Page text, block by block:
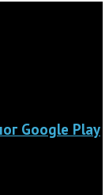
Google Play